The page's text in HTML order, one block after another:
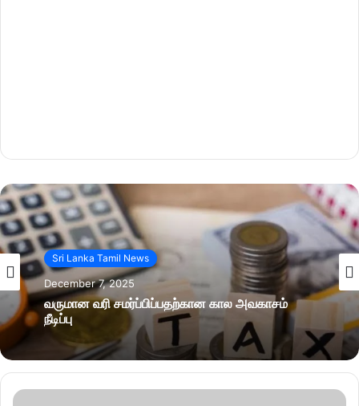
Sri Lanka Tamil News
December 7, 2025
வருமான வரி சமர்ப்பிப்பதற்கான கால அவகாசம்
நீடிப்பு